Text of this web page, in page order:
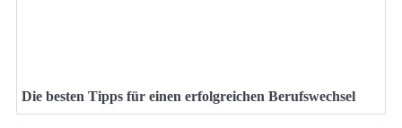
Die besten Tipps für einen erfolgreichen Berufswechsel